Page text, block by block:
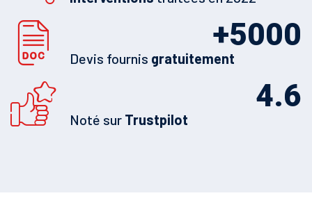
5000
+
Devis fournis gratuitement
4.6
Noté sur Trustpilot